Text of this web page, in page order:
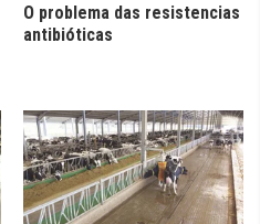
O problema das resistencias
antibióticas